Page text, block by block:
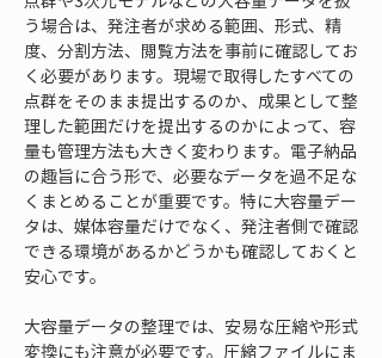
う場合は、発注者が求める範囲、形式、精
度、分割方法、閲覧方法を事前に確認してお
く必要があります。現場で取得したすべての
点群をそのまま提出するのか、成果として整
理した範囲だけを提出するのかによって、容
量も管理方法も大きく変わります。電子納品
の趣旨に合う形で、必要なデータを過不足な
くまとめることが重要です。特に大容量デー
タは、媒体容量だけでなく、発注者側で確認
できる環境があるかどうかも確認しておくと
安心です。
大容量データの整理では、安易な圧縮や形式
変換にも注意が必要です。圧縮ファイルにま